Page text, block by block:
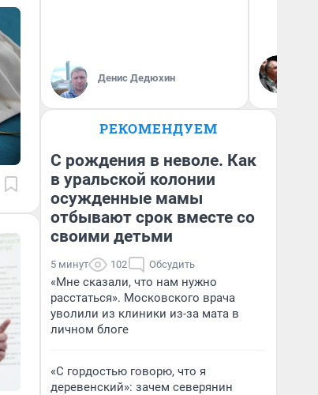
Денис Дедюхин
РЕКОМЕНДУЕМ
С рождения в неволе. Как
в уральской колонии
осужденные мамы
отбывают срок вместе со
своими детьми
5 минут 102 Обсудить
«Мне сказали, что нам нужно
расстаться». Московского врача
уволили из клиники из-за мата в
личном блоге
«С гордостью говорю, что я
деревенский»: зачем северянин